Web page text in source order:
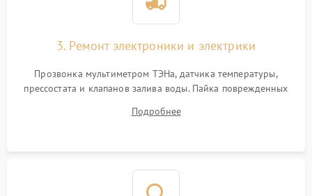
3. Ремонт электроники и электрики
Прозвонка мультиметром ТЭНа, датчика температуры,
прессостата и клапанов залива воды. Пайка поврежденных
Восстановление целостности проводки и контактов.
Подробнее